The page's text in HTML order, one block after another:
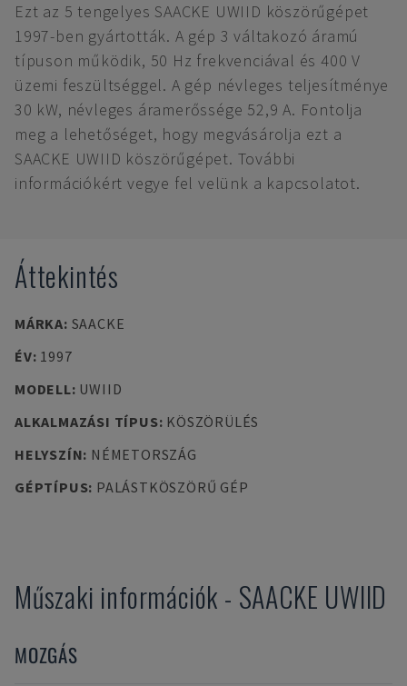
Ezt az 5 tengelyes SAACKE UWIID köszörűgépet
1997-ben gyártották. A gép 3 váltakozó áramú
típuson működik, 50 Hz frekvenciával és 400 V
üzemi feszültséggel. A gép névleges teljesítménye
30 kW, névleges áramerőssége 52,9 A. Fontolja
meg a lehetőséget, hogy megvásárolja ezt a
SAACKE UWIID köszörűgépet. További
információkért vegye fel velünk a kapcsolatot.
Áttekintés
MÁRKA: SAACKE
ÉV: 1997
MODELL: UWIID
ALKALMAZÁSI TÍPUS: KÖSZÖRÜLÉS
HELYSZÍN: NÉMETORSZÁG
GÉPTÍPUS: PALÁSTKÖSZÖRŰ GÉP
Műszaki információk - SAACKE UWIID
MOZGÁS